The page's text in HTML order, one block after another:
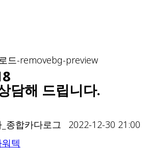
담해 드립니다.
종합카다로그
2022-12-30 21:00
텍